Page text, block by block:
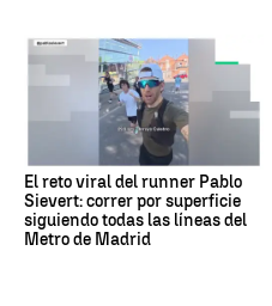
El reto viral del runner Pablo
Sievert: correr por superficie
siguiendo todas las líneas del
Metro de Madrid